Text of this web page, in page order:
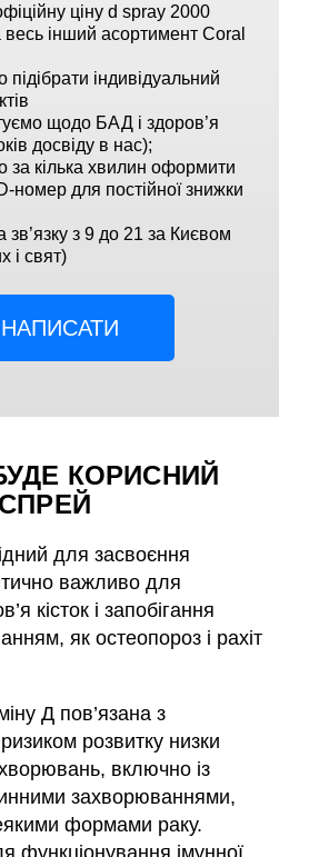
ціну d spray 2000
весь інший асортимент Coral
індивідуальний
щодо БАД і здоров’я
досвіду в нас);
кілька хвилин оформити
номер для постійної знижки
з 9 до 21 за Києвом
і свят)
НАПИСАТИ
КОРИСНИЙ
для засвоєння
важливо для
кісток і запобігання
як остеопороз і рахіт
Д пов’язана з
розвитку низки
включно із
захворюваннями,
формами раку.
функціонування імунної